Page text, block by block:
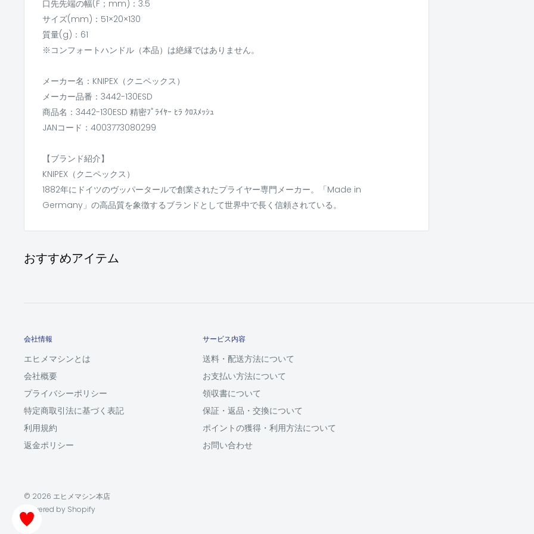
口先先端の幅(F；mm)：3.5
サイズ(mm)：51×20×130
質量(g)：61
※コンフォートハンドル（本品）は絶縁ではありません。
メーカー名：KNIPEX（クニペックス）
メーカー品番：3442-130ESD
商品名：3442-130ESD 精密ﾌﾟﾗｲﾔｰ ﾋﾗ ｸﾛｽﾒｯｼｭ
JANコード：4003773080299
【ブランド紹介】
KNIPEX（クニペックス）
1882年にドイツのヴッパータールで創業されたプライヤー専門メーカー。「Made in
Germany」の高品質を象徴するブランドとして世界中で長く信頼されている。
おすすめアイテム
会社情報
エヒメマシンとは
会社概要
プライバシーポリシー
特定商取引法に基づく表記
利用規約
返金ポリシー
サービス内容
送料・配送方法について
お支払い方法について
領収書について
保証・返品・交換について
ポイントの獲得・利用方法について
お問い合わせ
© 2026 エヒメマシン本店
Powered by Shopify